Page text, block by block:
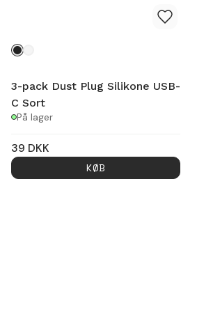
3-pack Dust Plug Silikone USB-
C Sort
På lager
39 DKK
KØB